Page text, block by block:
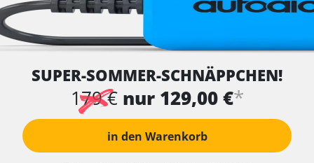
SUPER-SOMMER-SCHNÄPPCHEN!
179 € nur 129,00 €*
in den Warenkorb